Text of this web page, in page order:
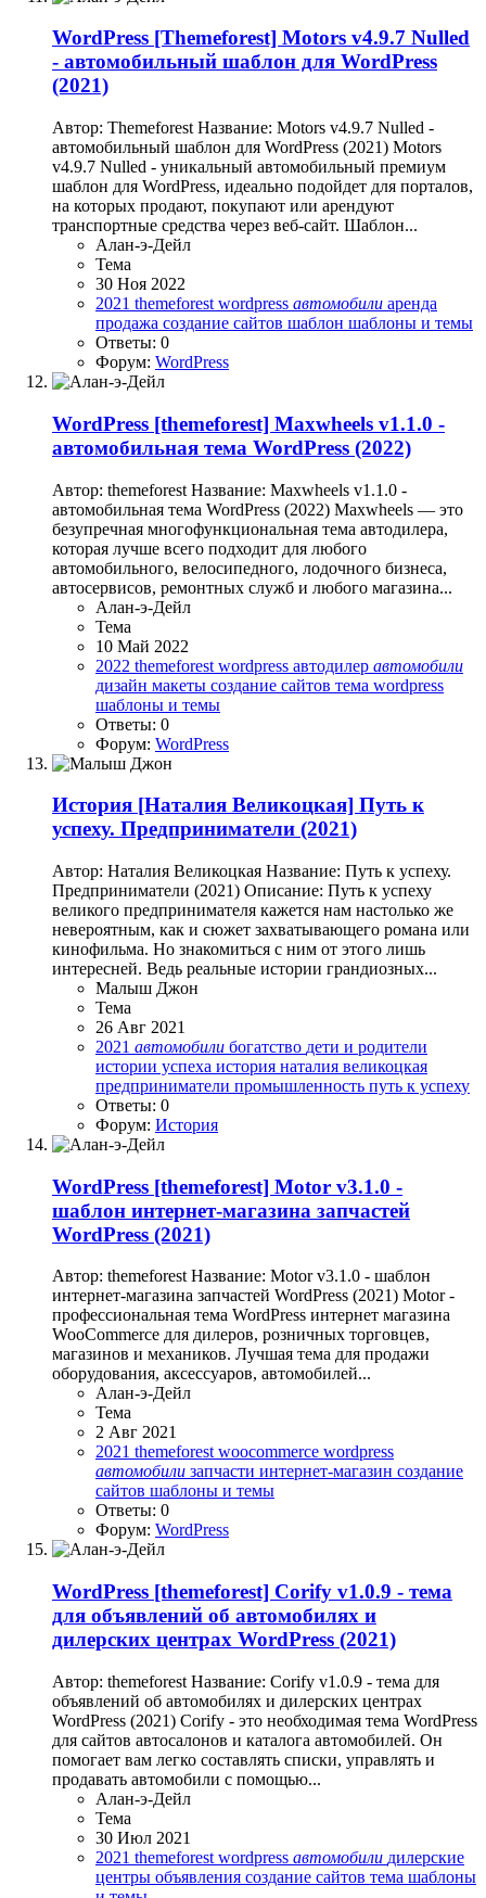
WordPress [Themeforest] Motors v4.9.7 Nulled
- автомобильный шаблон для WordPress
(2021)
Автор: Themeforest Название: Motors v4.9.7 Nulled -
автомобильный шаблон для WordPress (2021) Motors
v4.9.7 Nulled - уникальный автомобильный премиум
шаблон для WordPress, идеально подойдет для порталов,
на которых продают, покупают или арендуют
транспортные средства через веб-сайт. Шаблон...
Алан-э-Дейл
Тема
30 Ноя 2022
2021 themeforest wordpress автомобили аренда
продажа создание сайтов шаблон шаблоны и темы
Ответы: 0
Форум: WordPress
WordPress [themeforest] Maxwheels v1.1.0 -
автомобильная тема WordPress (2022)
Автор: themeforest Название: Maxwheels v1.1.0 -
автомобильная тема WordPress (2022) Maxwheels — это
безупречная многофункциональная тема автодилера,
которая лучше всего подходит для любого
автомобильного, велосипедного, лодочного бизнеса,
автосервисов, ремонтных служб и любого магазина...
Алан-э-Дейл
Тема
10 Май 2022
2022 themeforest wordpress автодилер автомобили
дизайн макеты создание сайтов тема wordpress
шаблоны и темы
Ответы: 0
Форум: WordPress
История [Наталия Великоцкая] Путь к
успеху. Предприниматели (2021)
Автор: Наталия Великоцкая Название: Путь к успеху.
Предприниматели (2021) Описание: Путь к успеху
великого предпринимателя кажется нам настолько же
невероятным, как и сюжет захватывающего романа или
кинофильма. Но знакомиться с ним от этого лишь
интересней. Ведь реальные истории грандиозных...
Малыш Джон
Тема
26 Авг 2021
2021 автомобили богатство дети и родители
истории успеха история наталия великоцкая
предприниматели промышленность путь к успеху
Ответы: 0
Форум: История
WordPress [themeforest] Motor v3.1.0 -
шаблон интернет-магазина запчастей
WordPress (2021)
Автор: themeforest Название: Motor v3.1.0 - шаблон
интернет-магазина запчастей WordPress (2021) Motor -
профессиональная тема WordPress интернет магазина
WooCommerce для дилеров, розничных торговцев,
магазинов и механиков. Лучшая тема для продажи
оборудования, аксессуаров, автомобилей...
Алан-э-Дейл
Тема
2 Авг 2021
2021 themeforestwoocommerce wordpress
автомобили запчасти интернет-магазин создание
сайтов шаблоны и темы
Ответы: 0
Форум: WordPress
WordPress [themeforest] Corify v1.0.9 - тема
для объявлений об автомобилях и
дилерских центрах WordPress (2021)
Автор: themeforest Название: Corify v1.0.9 - тема для
объявлений об автомобилях и дилерских центрах
WordPress (2021) Corify - это необходимая тема WordPress
для сайтов автосалонов и каталога автомобилей. Он
помогает вам легко составлять списки, управлять и
продавать автомобили с помощью...
Алан-э-Дейл
Тема
30 Июл 2021
2021 themeforest wordpress автомобили дилерские
центры объявления создание сайтов тема шаблоны